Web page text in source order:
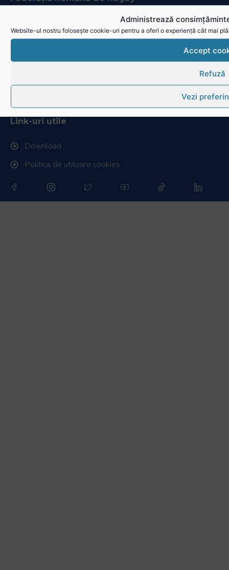
Administrează
Website-ul nostru folosește cookie-uri pentru a oferi o experiență cât mai
Accept
Refuză
Vezi
Cluburi afiliate la FRR
Stadionul național de rugby
Link-uri utile
Download
Politica de utilizare cookies